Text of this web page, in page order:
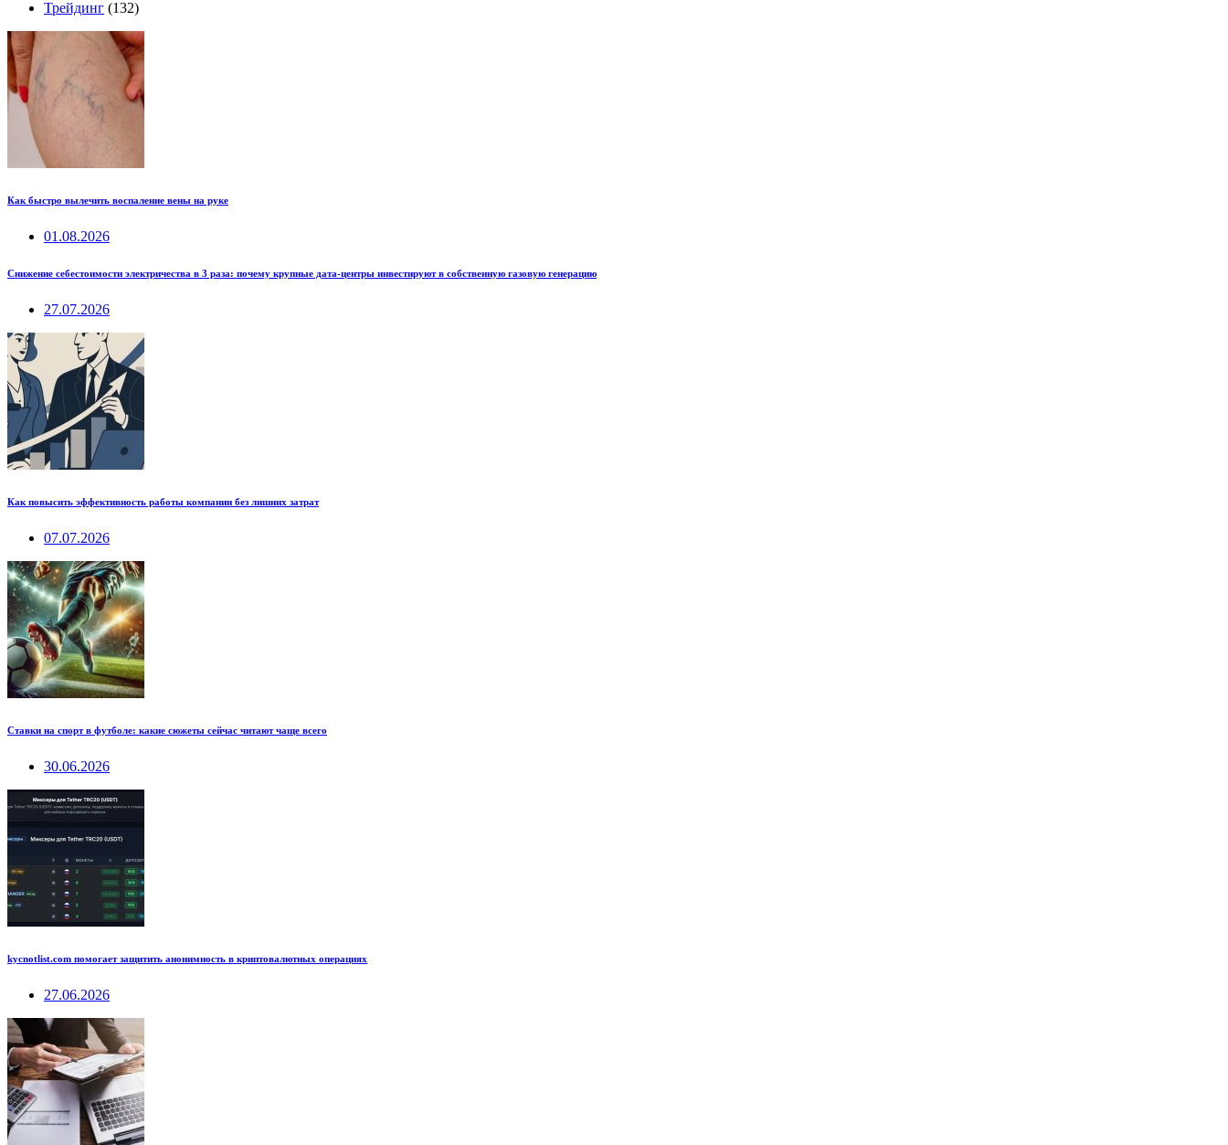
Трейдинг (132)
Как быстро вылечить воспаление вены на руке
01.08.2026
Снижение себестоимости электричества в 3 раза: почему крупные дата-центры инвестируют в собственную газовую генерацию
27.07.2026
Как повысить эффективность работы компании без лишних затрат
07.07.2026
Ставки на спорт в футболе: какие сюжеты сейчас читают чаще всего
30.06.2026
kycnotlist.com помогает защитить анонимность в криптовалютных операциях
27.06.2026